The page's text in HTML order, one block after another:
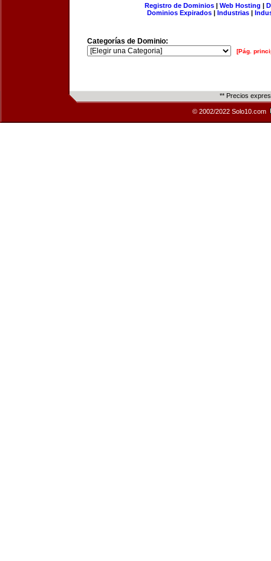
Registro de Dominios| Web Hosting |
Dominios Expirados | Industrias |
Categorías de Dominio:
[Pág.
** Precios
© 2002/2022 Solo10.com